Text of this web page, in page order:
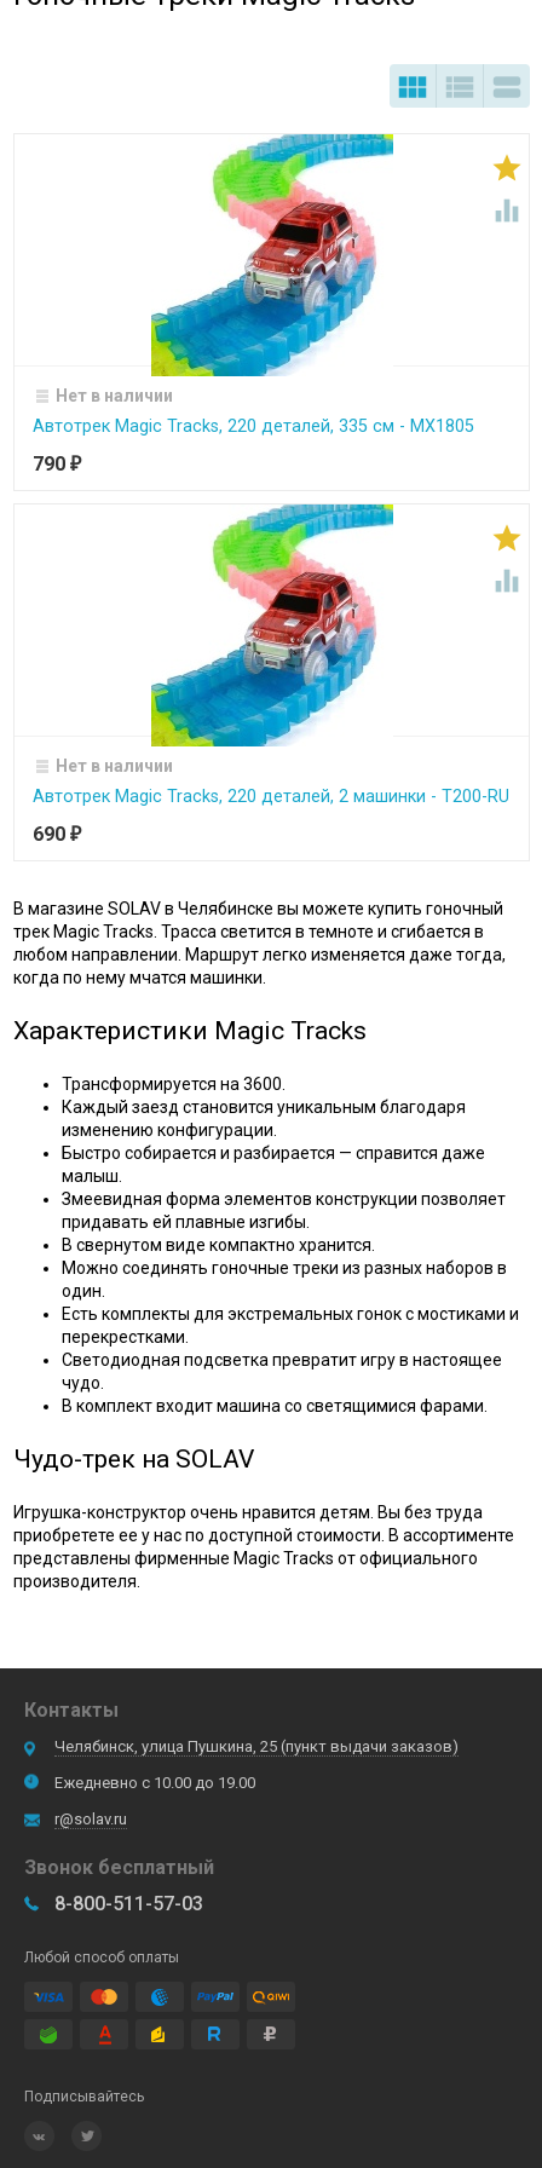
  


Нет в наличии
Автотрек Magic Tracks, 220 деталей, 335 см - MX1805
790 ₽


Нет в наличии
Автотрек Magic Tracks, 220 деталей, 2 машинки - T200-RU
690 ₽
В магазине SOLAV в Челябинске вы можете купить гоночный
трек Magic Tracks. Трасса светится в темноте и сгибается в
любом направлении. Маршрут легко изменяется даже тогда,
когда по нему мчатся машинки.
Характеристики Magic Tracks
Трансформируется на 3600.
Каждый заезд становится уникальным благодаря
изменению конфигурации.
Быстро собирается и разбирается — справится даже
малыш.
Змеевидная форма элементов конструкции позволяет
придавать ей плавные изгибы.
В свернутом виде компактно хранится.
Можно соединять гоночные треки из разных наборов в
один.
Есть комплекты для экстремальных гонок с мостиками и
перекрестками.
Светодиодная подсветка превратит игру в настоящее
чудо.
В комплект входит машина со светящимися фарами.
Чудо-трек на SOLAV
Игрушка-конструктор очень нравится детям. Вы без труда
приобретете ее у нас по доступной стоимости. В ассортименте
представлены фирменные Magic Tracks от официального
производителя.
Контакты
Челябинск, улица Пушкина, 25 (пункт выдачи заказов)
Ежедневно с 10.00 до 19.00
r@solav.ru
Звонок бесплатный
8-800-511-57-03
Любой способ оплаты
Подписывайтесь